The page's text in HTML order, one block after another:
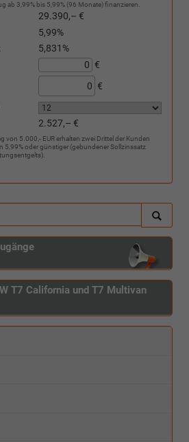
ab 3,99% bis 5,99% (96 Monate) finanzieren.
29.390,– €
5,99%
5,831%
€
€
2.527,– €
von 5.000,- EUR erhalten zwei Drittel der Kunden
5,99% oder günstiger (gebundener Sollzinssatz
T7 California und T7 Multivan